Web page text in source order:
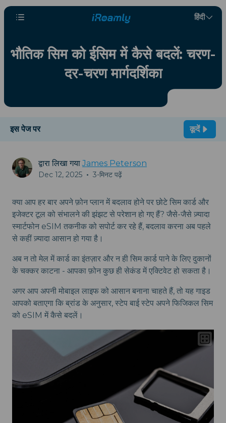
हिंदी
भौतिक सिम को ईसिम में कैसे बदलें: चरण-
दर-चरण मार्गदर्शिका
इस पेज पर कूदें
द्वारा लिखा गया James Peterson
Dec 12, 2025 • 3-मिनट पढ़ें
क्या आप हर बार अपने फ़ोन प्लान में बदलाव होने पर छोटे सिम कार्ड और
इजेक्टर टूल को संभालने की झंझट से परेशान हो गए हैं? जैसे-जैसे ज़्यादा
स्मार्टफोन eSIM तकनीक को सपोर्ट कर रहे हैं, बदलाव करना अब पहले
से कहीं ज़्यादा आसान हो गया है।
अब न तो मेल में कार्ड का इंतज़ार और न ही सिम कार्ड पाने के लिए दुकानों
के चक्कर काटना - आपका फ़ोन कुछ ही सेकंड में एक्टिवेट हो सकता है।
अगर आप अपनी मोबाइल लाइफ को आसान बनाना चाहते हैं, तो यह गाइड
आपको बताएगा कि ब्रांड के अनुसार, स्टेप बाई स्टेप अपने फिजिकल सिम
को eSIM में कैसे बदलें।